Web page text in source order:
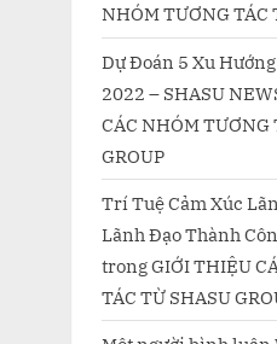
NHÓM TƯƠNG TÁC
Dự Đoán 5 Xu
2022 – SHASU
CÁC NHÓM TƯƠNG
GROUP
Trí Tuệ Cảm Xúc
Lãnh Đạo Thành
trongGIỚI THIỆU
TÁC TỪ SHASU